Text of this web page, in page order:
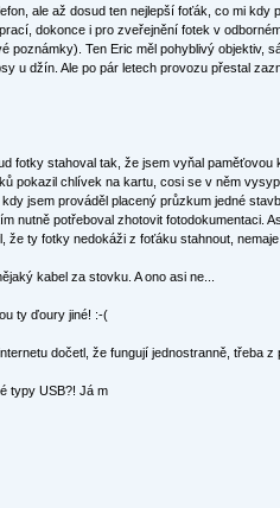
ale až dosud ten nejlepší foťák, co mi kdy
dokonce i pro zveřejnění fotek v
poznámky). Ten Eric měl pohyblivý objektiv,
u džín. Ale po pár letech provozu přestal
fotky stahoval tak, že jsem vyňal paměťovou
pokazil chlívek na kartu, cosi se v něm
jsem prováděl placený průzkum jedné
nutně potřeboval zhotovit fotodokumentaci.
že ty fotky nedokáži z foťáku stahnout,
kabel za stovku. A ono asi ne...
ty ďoury jiné! :-(
dočetl, že fungují jednostranně, třeba
typy USB?! Já m